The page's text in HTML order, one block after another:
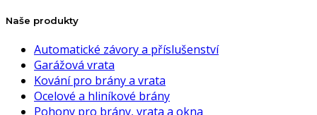
Naše produkty
Automatické závory a příslušenství
Garážová vrata
Kování pro brány a vrata
Ocelové a hliníkové brány
Pohony pro brány, vrata a okna